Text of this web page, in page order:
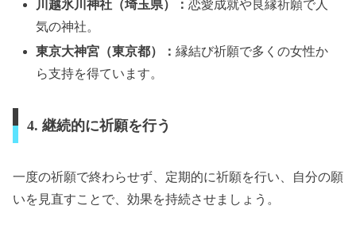
川越氷川神社（埼玉県）：恋愛成就や良縁祈願で人
気の神社。
東京大神宮（東京都）：縁結び祈願で多くの女性か
ら支持を得ています。
4. 継続的に祈願を行う
一度の祈願で終わらせず、定期的に祈願を行い、自分の願
いを見直すことで、効果を持続させましょう。